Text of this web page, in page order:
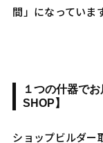
間」になっていま
１つの什器で
SHOP】
ショップビルダー